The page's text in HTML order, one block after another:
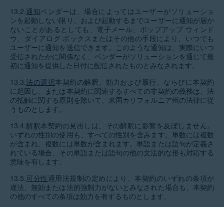
13.2.通知ベンダーは、場合によってはユーザーがソリューショ
ンを起動しない限り、および起動するまでユーザーに通知が届か
ないことがあるとしても、電子メール、ポップアップ ウィンド
ウ、ダイアログ ボックスまたはその他の手段により、いつでも
ユーザーに通知を送信できます。このような通知は、実際にいつ
受信されたかに関係なく、ベンダーがソリューションを通じて最
初に通知を提供した日付に配信されたものとみなされます。
13.3.法の選択本契約の解釈、効力および履行、ならびに本契約
に起因し、または本契約に関連するすべての非契約の義務は、法
の抵触に関する原則を除いて、米国カリフォルニア州の法律に従
うものとします。
13.4.解釈本契約の見出しは、その解釈に影響を及ぼしません。
いずれの性別の使用も、すべての性別を含みます。単数には複数
が含まれ、複数には単数が含まれます。単語または語句が定義さ
れている場合、その単語または語句の他の文法的な形も対応する
意味を有します。
13.5.可分性適用法規制の定めにより、本契約のいずれの条項が
違法、無効または法的強制力がないとみなされた場合も、本契約
の他のすべての条項は効力を有するものとします。